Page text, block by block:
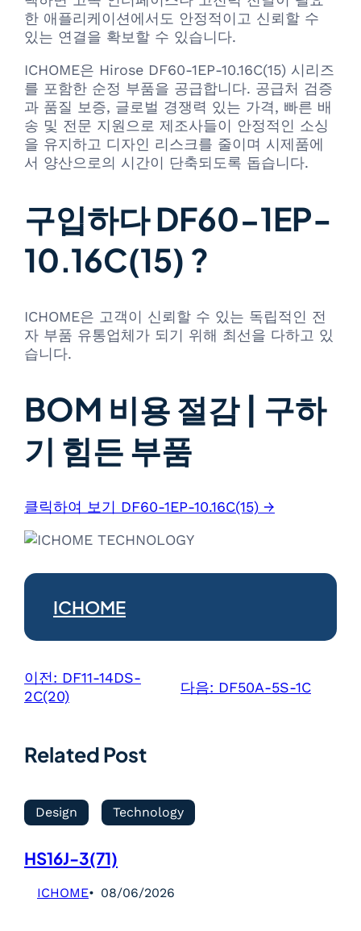
한 애플리케이션에서도 안정적이고 신뢰할 수
있는 연결을 확보할 수 있습니다.
ICHOME은 Hirose DF60-1EP-10.16C(15) 시리즈
를 포함한 순정 부품을 공급합니다. 공급처 검증
과 품질 보증, 글로벌 경쟁력 있는 가격, 빠른 배
송 및 전문 지원으로 제조사들이 안정적인 소싱
을 유지하고 디자인 리스크를 줄이며 시제품에
서 양산으로의 시간이 단축되도록 돕습니다.
구입하다 DF60-1EP-
10.16C(15) ?
ICHOME은 고객이 신뢰할 수 있는 독립적인 전
자 부품 유통업체가 되기 위해 최선을 다하고 있
습니다.
BOM 비용 절감 | 구하
기 힘든 부품
클릭하여 보기 DF60-1EP-10.16C(15) →
ICHOME
이전: DF11-14DS-
2C(20)
다음: DF50A-5S-1C
Related Post
Design Technology
HS16J-3(71)
ICHOME 08/06/2026